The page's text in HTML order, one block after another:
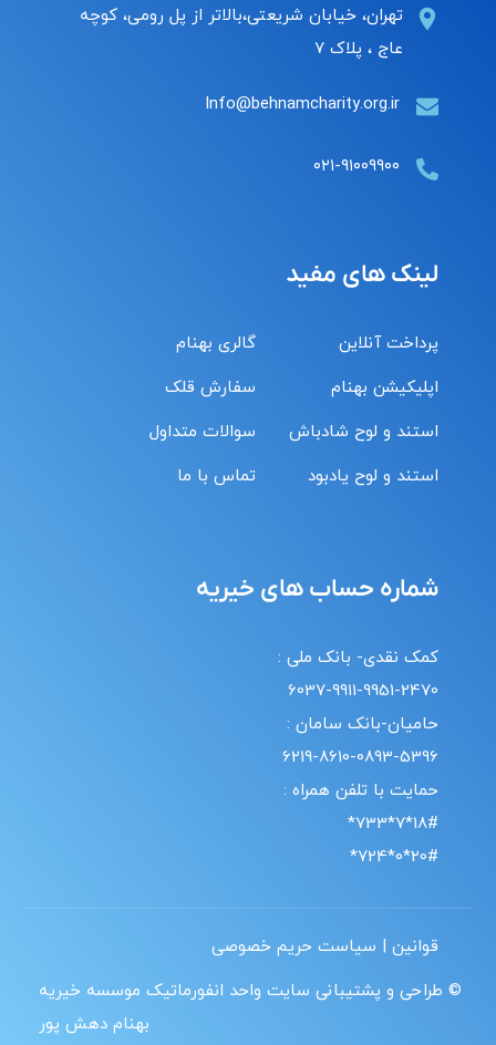
تهران، خیابان شریعتی،بالاتر از پل رومی، کوچه
عاج ، پلاک ۷
Info@behnamcharity.org.ir
۰۲۱-۹۱۰۰۹۹۰۰
لینک های مفید
پرداخت آنلاین
اپلیکیشن بهنام
استند و لوح شادباش
استند و لوح یادبود
گالری بهنام
سفارش قلک
سوالات متداول
تماس با ما
شماره حساب های خیریه
کمک نقدی- بانک ملی :
6037-9911-9951-2470
حامیان-بانک سامان :
6219-8610-0893-5396
حمایت با تلفن همراه :
18#*7*733*
20#*0*724*
قوانین | سیاست حریم خصوصی
© طراحی و پشتیبانی سایت واحد انفورماتیک موسسه خیریه
بهنام دهش پور